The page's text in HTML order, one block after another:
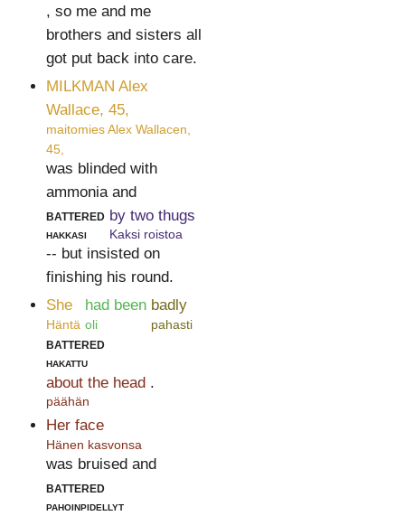
, so me and me
brothers and sisters all
got put back into care.
MILKMAN Alex
Wallace, 45,
maitomies Alex Wallacen,
45,
was blinded with
ammonia and
battered
hakkasi
by two thugs
Kaksi roistoa
-- but insisted on
finishing his round.
She
Häntä
had been
oli
badly
pahasti
battered
hakattu
about the head
päähän
.
Her face
Hänen kasvonsa
was bruised and
battered
pahoinpidellyt